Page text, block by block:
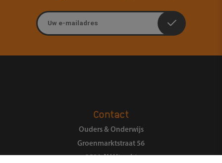
E-mailadres
Contact
Ouders & Onderwijs
Groenmarktstraat 56